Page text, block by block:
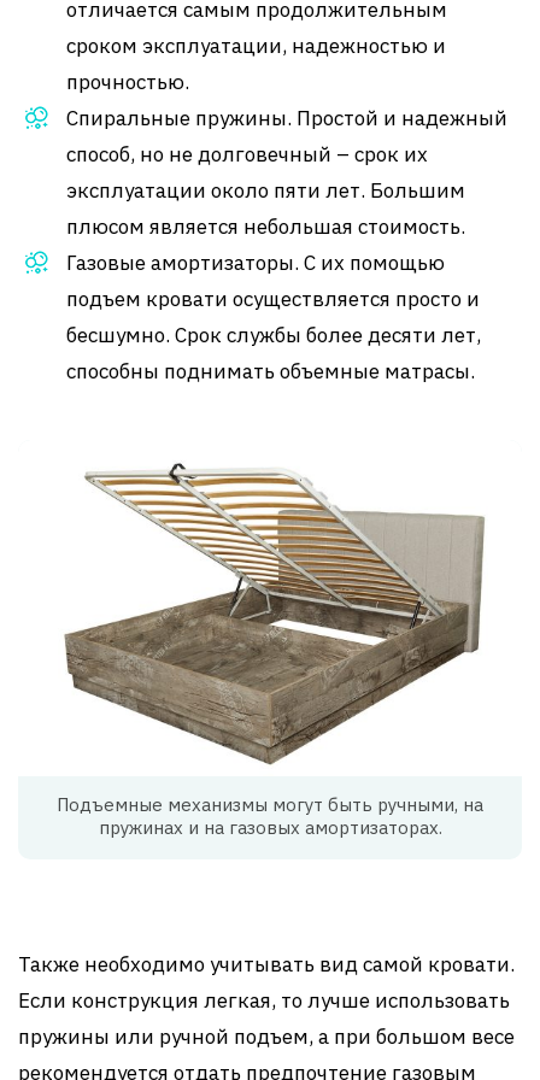
отличается самым продолжительным
сроком эксплуатации, надежностью и
прочностью.
Спиральные пружины. Простой и надежный
способ, но не долговечный – срок их
эксплуатации около пяти лет. Большим
плюсом является небольшая стоимость.
Газовые амортизаторы. С их помощью
подъем кровати осуществляется просто и
бесшумно. Срок службы более десяти лет,
способны поднимать объемные матрасы.
Подъемные механизмы могут быть ручными, на
пружинах и на газовых амортизаторах.
Также необходимо учитывать вид самой кровати.
Если конструкция легкая, то лучше использовать
пружины или ручной подъем, а при большом весе
рекомендуется отдать предпочтение газовым